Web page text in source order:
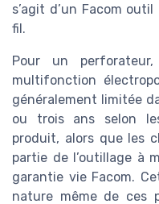
s’agit d’un Facom
fil.
Pour un
multifonction
généralement limitée
ou trois ans selon
produit, alors que les
partie de l’outillage à
garantie vie Facom.
nature même de ces